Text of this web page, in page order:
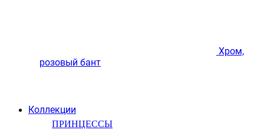
Коллекции
ПРИНЦЕССЫ
Хром,
розовый бант